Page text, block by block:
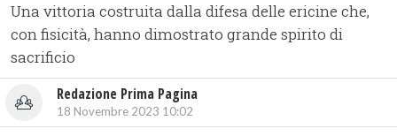
Una vittoria costruita dalla difesa delle ericine che,
con fisicità, hanno dimostrato grande spirito di
sacrificio
Redazione Prima Pagina
18 Novembre 2023 10:02